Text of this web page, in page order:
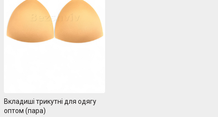
Вкладиші трикутні для одягу
оптом (пара)